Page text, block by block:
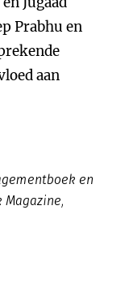
Prabhu en
aan
en